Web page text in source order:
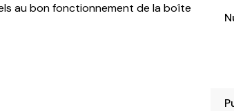
au bon fonctionnement de la boîte